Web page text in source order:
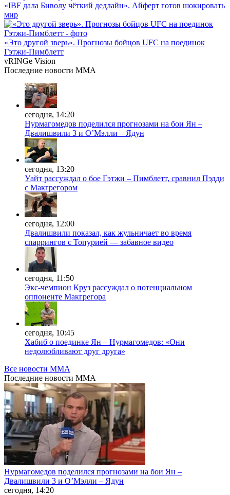
«IBF дала Биволу чёткий дедлайн». Айферт готов шокировать
мир
«Это другой зверь». Прогнозы бойцов UFC на поединок
Гэтжи-Пимблетт
vRINGe Vision
Последние новости MMA
сегодня, 14:20
Нурмагомедов поделился прогнозами на бои Ян –
Двалишвили 3 и О’Мэлли – Ядун
сегодня, 13:20
Уайт рассуждал о бое Гэтжи – Пимблетт, сравнил Пэдди
с Макгрегором
сегодня, 12:00
Двалишвили показал, как жульничает во время
спаррингов с Топурией — забавное видео
сегодня, 11:50
Экс-чемпион Круз рассуждал о потенциальном
оппоненте Макгрегора
сегодня, 10:45
Хабиб о поединке Ян – Нурмагомедов: «Они
недолюбливают друг друга»
Все новости MMA
Последние новости MMA
Нурмагомедов поделился прогнозами на бои Ян –
Двалишвили 3 и О’Мэлли – Ядун
сегодня, 14:20